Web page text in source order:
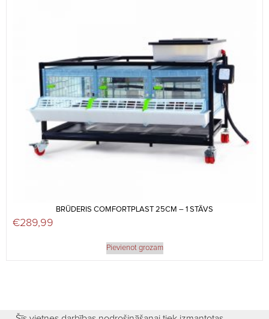
BRŪDERIS COMFORTPLAST 25CM – 1 STĀVS
€289,99
Pievienot grozam